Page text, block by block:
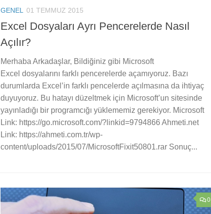
GENEL 01 TEMMUZ 2015
Excel Dosyaları Ayrı Pencerelerde Nasıl
Açılır?
Merhaba Arkadaşlar, Bildiğiniz gibi Microsoft
Excel dosyalarını farklı pencerelerde açamıyoruz. Bazı
durumlarda Excel’in farklı pencelerde açılmasına da ihtiyaç
duyuyoruz. Bu hatayı düzeltmek için Microsoft’un sitesinde
yayınladığı bir programcığı yüklememiz gerekiyor. Microsoft
Link: https://go.microsoft.com/?linkid=9794866 Ahmeti.net
Link: https://ahmeti.com.tr/wp-
content/uploads/2015/07/MicrosoftFixit50801.rar Sonuç...
0